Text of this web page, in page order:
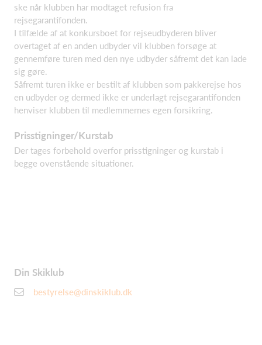
ske når klubben har modtaget refusion fra
rejsegarantifonden.
I tilfælde af at konkursboet for rejseudbyderen bliver
overtaget af en anden udbyder vil klubben forsøge at
gennemføre turen med den nye udbyder såfremt det kan lade
sig gøre.
Såfremt turen ikke er bestilt af klubben som pakkerejse hos
en udbyder og dermed ikke er underlagt rejsegarantifonden
henviser klubben til medlemmernes egen forsikring.
Prisstigninger/Kurstab
Der tages forbehold overfor prisstigninger og kurstab i
begge ovenstående situationer.
Din Skiklub
bestyrelse@dinskiklub.dk